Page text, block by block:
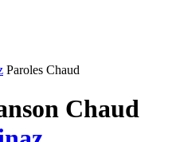
Paroles Chaud
Chaud